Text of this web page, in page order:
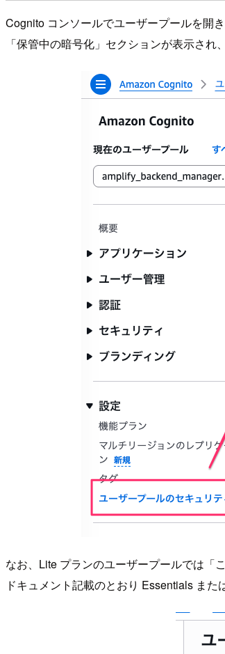
Cognito コンソールでユーザープールを開
「保管中の暗号化」セクションが表示さ
なお、Lite プランのユーザープールでは「
ドキュメント記載のとおり Essentials また